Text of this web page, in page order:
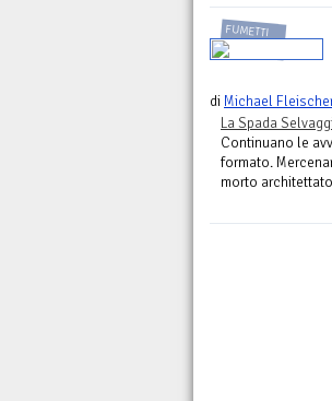
FUMETTI
di Michael
La Spada
Continuano le
formato.
morto